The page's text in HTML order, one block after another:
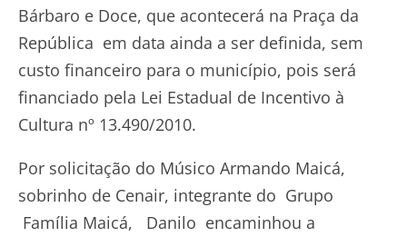
Bárbaro e Doce, que acontecerá na Praça da
República em data ainda a ser definida, sem
custo financeiro para o município, pois será
financiado pela Lei Estadual de Incentivo à
Cultura nº 13.490/2010.
Por solicitação do Músico Armando Maicá,
sobrinho de Cenair, integrante do Grupo
Família Maicá, Danilo encaminhou a